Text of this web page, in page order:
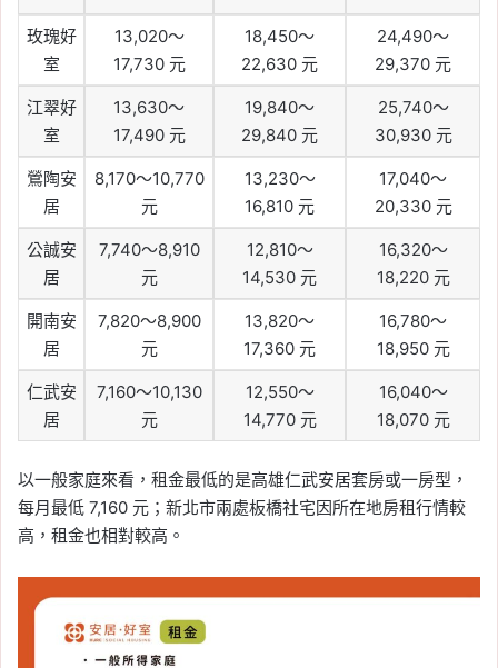
玫瑰好
室
13,020～
17,730 元
18,450～
22,630 元
24,490～
29,370 元
江翠好
室
13,630～
17,490 元
19,840～
29,840 元
25,740～
30,930 元
鶯陶安
居
8,170～10,770
元
13,230～
16,810 元
17,040～
20,330 元
公誠安
居
7,740～8,910
元
12,810～
14,530 元
16,320～
18,220 元
開南安
居
7,820～8,900
元
13,820～
17,360 元
16,780～
18,950 元
仁武安
居
7,160～10,130
元
12,550～
14,770 元
16,040～
18,070 元
以一般家庭來看，租金最低的是高雄仁武安居套房或一房型，
每月最低 7,160 元；新北市兩處板橋社宅因所在地房租行情較
高，租金也相對較高。